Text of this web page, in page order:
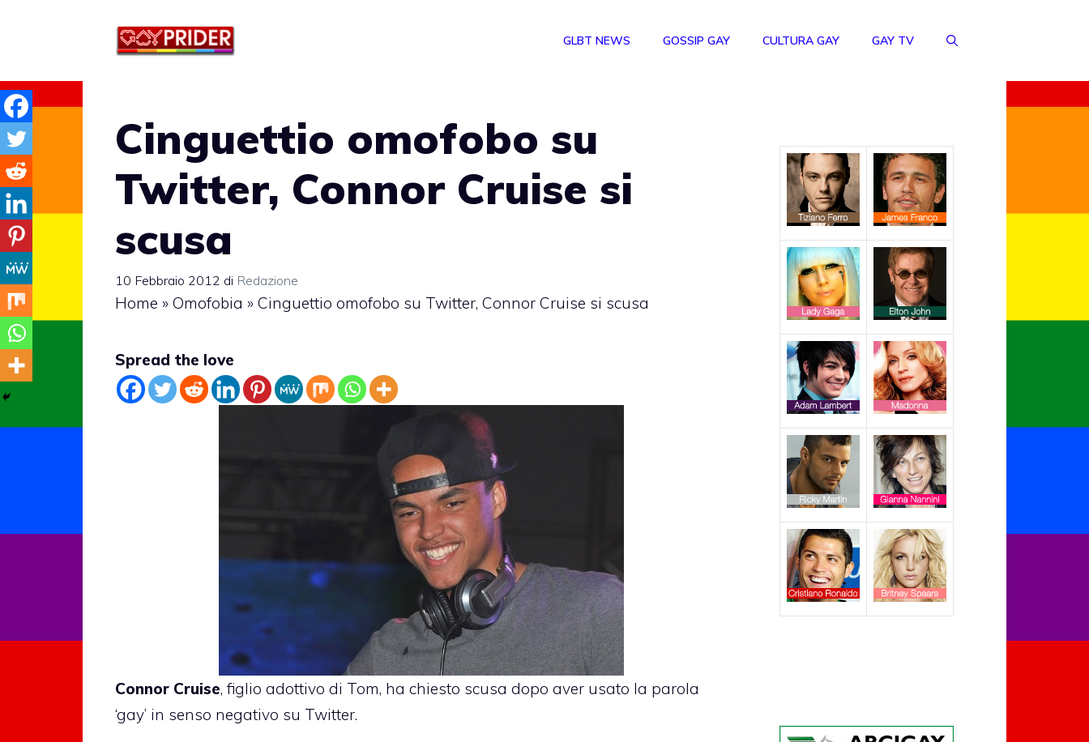
GLBT NEWS GOSSIP GAY CULTURA GAY GAY TV
Cinguettio omofobo su
Twitter, Connor Cruise si
scusa
10 Febbraio 2012 di Redazione
Home » Omofobia » Cinguettio omofobo su Twitter, Connor Cruise si scusa
Spread the love
Connor Cruise, figlio adottivo di Tom, ha chiesto scusa dopo aver usato la parola
‘gay’ in senso negativo su Twitter.